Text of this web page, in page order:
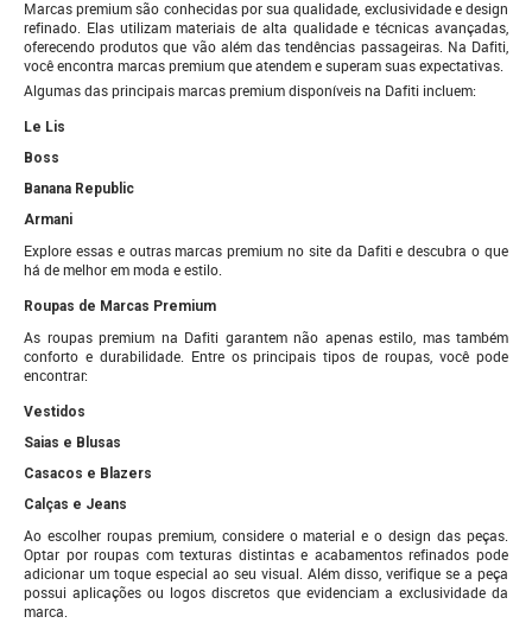
Marcas premium são conhecidas por sua qualidade, exclusividade e design
refinado. Elas utilizam materiais de alta qualidade e técnicas avançadas,
oferecendo produtos que vão além das tendências passageiras. Na Dafiti,
você encontra marcas premium que atendem e superam suas expectativas.
Algumas das principais marcas premium disponíveis na Dafiti incluem:
Le Lis
Boss
Banana Republic
Armani
Explore essas e outras marcas premium no site da Dafiti e descubra o que
há de melhor em moda e estilo.
Roupas de Marcas Premium
As roupas premium na Dafiti garantem não apenas estilo, mas também
conforto e durabilidade. Entre os principais tipos de roupas, você pode
encontrar:
Vestidos
Saias e Blusas
Casacos e Blazers
Calças e Jeans
Ao escolher roupas premium, considere o material e o design das peças.
Optar por roupas com texturas distintas e acabamentos refinados pode
adicionar um toque especial ao seu visual. Além disso, verifique se a peça
possui aplicações ou logos discretos que evidenciam a exclusividade da
marca.